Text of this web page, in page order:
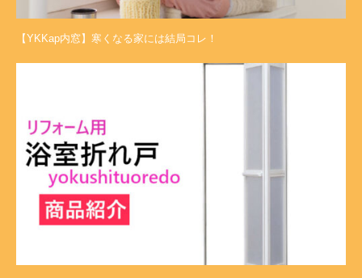
【YKKap内窓】寒くなる家には結局コレ！